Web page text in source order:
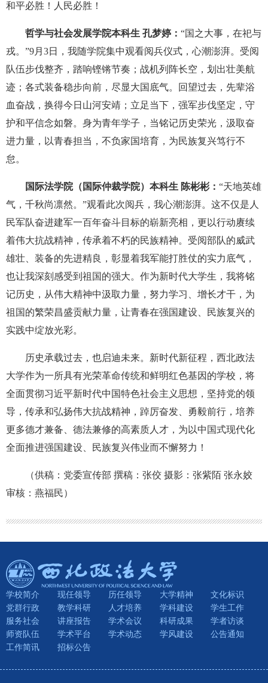
和平必胜！人民必胜！
哲学与社会发展学院本科生 孔梦婷： “国之大事，在祀与
戎。”9月3日，我随学院集中观看阅兵仪式，心潮澎湃。受阅
队伍步伐整齐，踏响铿锵节奏；战机列阵长空，划出壮美航
迹；各式装备稳步向前，尽显大国底气。回望过去，先辈浴
血奋战，换得今日山河安靖；立足当下，强军步伐坚定，守
护和平信念如磐。身为青年学子，当铭记历史荣光，汲取奋
进力量，以青春担当，不负家国培育，为民族复兴笃行不
怠。
国际法学院（国际仲裁学院）本科生 陈彬彬： “天地英雄
气，千秋尚凛然。”观看此次阅兵，我心潮澎湃。这不仅是人
民军队奋进建军一百年奋斗目标的崭新亮相，更以行动赓续
着伟大抗战精神，传承着不朽的民族精神。受阅部队的威武
雄壮、装备的先进精良，彰显着我军能打胜仗的实力底气，
也让我深刻感受到祖国的强大。作为新时代大学生，我将铭
记历史，从伟大精神中汲取力量，努力学习、增长才干，为
祖国的繁荣昌盛贡献力量，让青春在强国建设、民族复兴的
实践中绽放光彩。
历史承载过去，也启迪未来。新时代新征程，西北政法
大学作为一所具有光荣革命传统和鲜明红色基因的学校，将
全面贯彻习近平新时代中国特色社会主义思想，坚持党的领
导，传承和弘扬伟大抗战精神，踔厉奋发、勇毅前行，培养
更多德才兼备、德法兼修的高素质人才，为以中国式现代化
全面推进强国建设、民族复兴伟业而不懈努力！
（供稿：党委宣传部 撰稿：张佼 摄影：张紫陌 张永姣
审核：燕福民）
学校简介 现任领导 历任领导 大学精神
文化标识
党群行政
教学科研 人才培养 学科建设
学生工作
服务社会
讲座报告 学术会议 科研成果
学者访谈
师资队伍
学术平台 学术动态 学风建设
公告通知
工作简讯
招标公告